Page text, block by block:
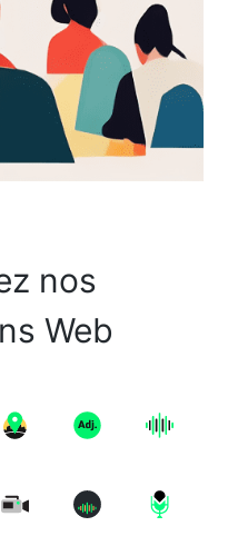
nos
Web